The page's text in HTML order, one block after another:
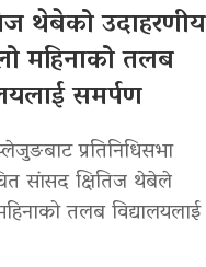
थेबेको उदाहरणीय
महिनाको तलब
समर्पण
प्रतिनिधिसभा
सांसद क्षितिज थेबेले
तलब विद्यालयलाई